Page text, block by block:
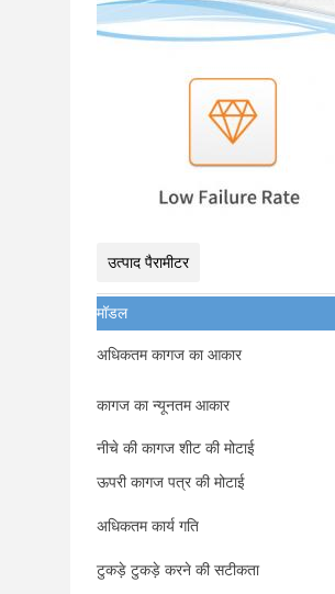
उत्पाद पैरामीटर
मॉडल
अधिकतम कागज का आकार
कागज का न्यूनतम आकार
नीचे की कागज शीट की मोटाई
ऊपरी कागज पत्र की मोटाई
अधिकतम कार्य गति
टुकड़े टुकड़े करने की सटीकता